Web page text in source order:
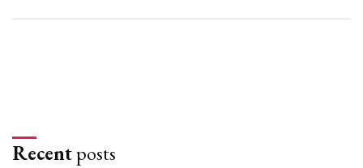
Recentposts